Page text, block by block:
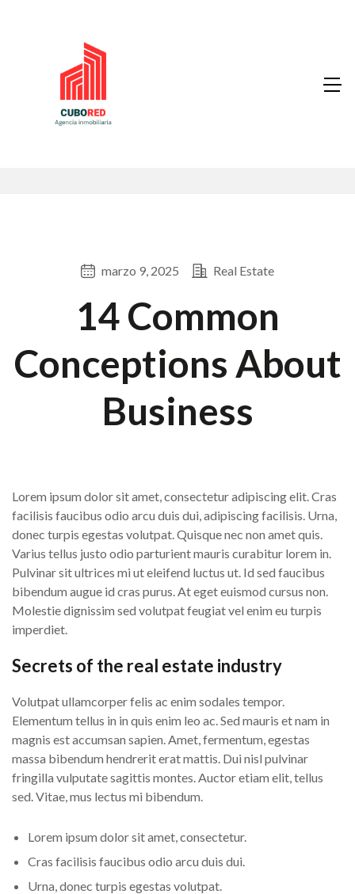
marzo 9, 2025 Real Estate
14 Common
Conceptions About
Business
Lorem ipsum dolor sit amet, consectetur adipiscing elit. Cras
facilisis faucibus odio arcu duis dui, adipiscing facilisis. Urna,
donec turpis egestas volutpat. Quisque nec non amet quis.
Varius tellus justo odio parturient mauris curabitur lorem in.
Pulvinar sit ultrices mi ut eleifend luctus ut. Id sed faucibus
bibendum augue id cras purus. At eget euismod cursus non.
Molestie dignissim sed volutpat feugiat vel enim eu turpis
imperdiet.
Secrets of the real estate industry
Volutpat ullamcorper felis ac enim sodales tempor.
Elementum tellus in in quis enim leo ac. Sed mauris et nam in
magnis est accumsan sapien. Amet, fermentum, egestas
massa bibendum hendrerit erat mattis. Dui nisl pulvinar
fringilla vulputate sagittis montes. Auctor etiam elit, tellus
sed. Vitae, mus lectus mi bibendum.
Lorem ipsum dolor sit amet, consectetur.
Cras facilisis faucibus odio arcu duis dui.
Urna, donec turpis egestas volutpat.